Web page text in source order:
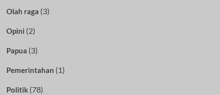
Olah raga (3)
Opini (2)
Papua (3)
Pemerintahan (1)
Politik(78)